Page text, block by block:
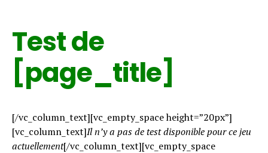
Test de
[page_title]
[/vc_column_text][vc_empty_space height=”20px”]
[vc_column_text]Il n’y a pas de test disponible pour ce jeu
actuellement[/vc_column_text][vc_empty_space